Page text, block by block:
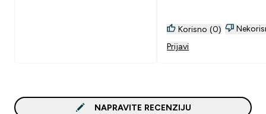
Korisno (0)
Prijavi
NAPRAVITE RECENZIJU